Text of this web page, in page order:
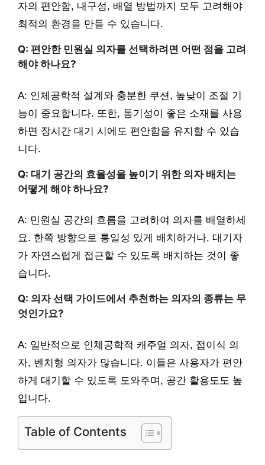
자의 편안함, 내구성, 배열 방법까지 모두 고려해야
최적의 환경을 만들 수 있습니다.
Q: 편안한 민원실 의자를 선택하려면 어떤 점을 고려
해야 하나요?
A: 인체공학적 설계와 충분한 쿠션, 높낮이 조절 기
능이 중요합니다. 또한, 통기성이 좋은 소재를 사용
하면 장시간 대기 시에도 편안함을 유지할 수 있습
니다.
Q: 대기 공간의 효율성을 높이기 위한 의자 배치는
어떻게 해야 하나요?
A: 민원실 공간의 흐름을 고려하여 의자를 배열하세
요. 한쪽 방향으로 통일성 있게 배치하거나, 대기자
가 자연스럽게 접근할 수 있도록 배치하는 것이 좋
습니다.
Q: 의자 선택 가이드에서 추천하는 의자의 종류는 무
엇인가요?
A: 일반적으로 인체공학적 캐주얼 의자, 접이식 의
자, 벤치형 의자가 많습니다. 이들은 사용자가 편안
하게 대기할 수 있도록 도와주며, 공간 활용도도 높
입니다.
Table of Contents